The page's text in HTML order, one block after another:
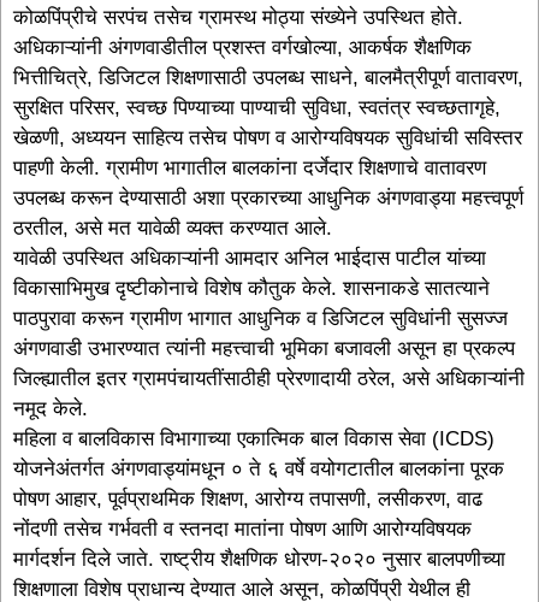
कोळपिंप्रीचे सरपंच तसेच ग्रामस्थ मोठ्या संख्येने उपस्थित होते.
अधिकाऱ्यांनी अंगणवाडीतील प्रशस्त वर्गखोल्या, आकर्षक शैक्षणिक
भित्तीचित्रे, डिजिटल शिक्षणासाठी उपलब्ध साधने, बालमैत्रीपूर्ण वातावरण,
सुरक्षित परिसर, स्वच्छ पिण्याच्या पाण्याची सुविधा, स्वतंत्र स्वच्छतागृहे,
खेळणी, अध्ययन साहित्य तसेच पोषण व आरोग्यविषयक सुविधांची सविस्तर
पाहणी केली. ग्रामीण भागातील बालकांना दर्जेदार शिक्षणाचे वातावरण
उपलब्ध करून देण्यासाठी अशा प्रकारच्या आधुनिक अंगणवाड्या महत्त्वपूर्ण
ठरतील, असे मत यावेळी व्यक्त करण्यात आले.
यावेळी उपस्थित अधिकाऱ्यांनी आमदार अनिल भाईदास पाटील यांच्या
विकासाभिमुख दृष्टीकोनाचे विशेष कौतुक केले. शासनाकडे सातत्याने
पाठपुरावा करून ग्रामीण भागात आधुनिक व डिजिटल सुविधांनी सुसज्ज
अंगणवाडी उभारण्यात त्यांनी महत्त्वाची भूमिका बजावली असून हा प्रकल्प
जिल्ह्यातील इतर ग्रामपंचायतींसाठीही प्रेरणादायी ठरेल, असे अधिकाऱ्यांनी
नमूद केले.
महिला व बालविकास विभागाच्या एकात्मिक बाल विकास सेवा (ICDS)
योजनेअंतर्गत अंगणवाड्यांमधून ० ते ६ वर्षे वयोगटातील बालकांना पूरक
पोषण आहार, पूर्वप्राथमिक शिक्षण, आरोग्य तपासणी, लसीकरण, वाढ
नोंदणी तसेच गर्भवती व स्तनदा मातांना पोषण आणि आरोग्यविषयक
मार्गदर्शन दिले जाते. राष्ट्रीय शैक्षणिक धोरण-२०२० नुसार बालपणीच्या
शिक्षणाला विशेष प्राधान्य देण्यात आले असून, कोळपिंप्री येथील ही